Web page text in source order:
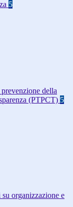
5
della
(PTPCT) 5
organizzazione e